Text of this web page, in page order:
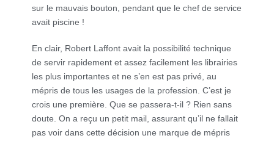
sur le mauvais bouton, pendant que le chef de service
avait piscine !
En clair, Robert Laffont avait la possibilité technique
de servir rapidement et assez facilement les librairies
les plus importantes et ne s’en est pas privé, au
mépris de tous les usages de la profession. C’est je
crois une première. Que se passera-t-il ? Rien sans
doute. On a reçu un petit mail, assurant qu’il ne fallait
pas voir dans cette décision une marque de mépris